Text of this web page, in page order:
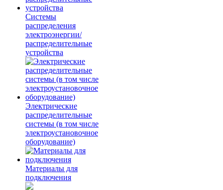
Системы
распределения
электроэнергии/
распределительные
устройства
Электрические
распределительные
системы (в том числе
электроустановочное
оборудование)
Материалы для
подключения